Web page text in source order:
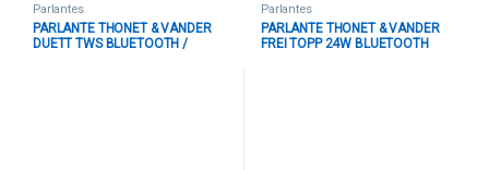
Parlantes
PARLANTE THONET & VANDER
DUETT TWS BLUETOOTH /
Parlantes
PARLANTE THONET & VANDER
FREI TOPP 24W BLUETOOTH